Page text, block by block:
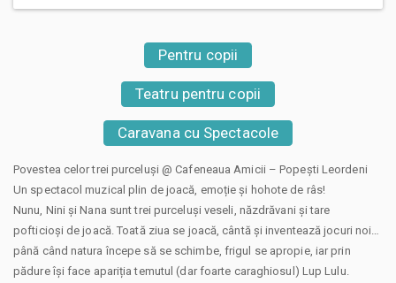
Pentru copii
Teatru pentru copii
Caravana cu Spectacole
Povestea celor trei purceluși @ Cafeneaua Amicii – Popești Leordeni
Un spectacol muzical plin de joacă, emoție și hohote de râs!
Nunu, Nini și Nana sunt trei purceluși veseli, năzdrăvani și tare
pofticioși de joacă. Toată ziua se joacă, cântă și inventează jocuri noi…
până când natura începe să se schimbe, frigul se apropie, iar prin
pădure își face apariția temutul (dar foarte caraghiosul) Lup Lulu.